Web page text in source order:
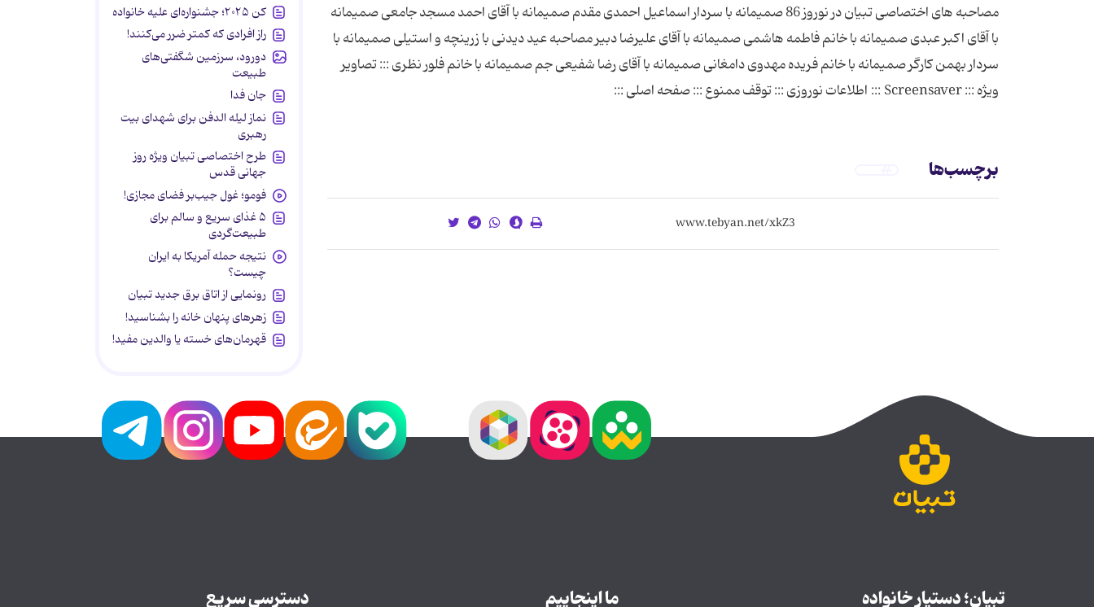
مصاحبه های اختصاصی تبیان در نوروز 86 صمیمانه با سردار اسماعیل احمدی مقدم صمیمانه با آقای احمد مسجد جامعی صمیمانه
با آقای اکبر عبدی صمیمانه با خانم فاطمه هاشمی صمیمانه با آقای علیرضا دبیر مصاحبه عید دیدنی با زرینچه و استیلی صمیمانه با
سردار بهمن کارگر صمیمانه با خانم فریده مهدوی دامغانی صمیمانه با آقای رضا شفیعی جم صمیمانه با خانم فلور نظری ::: تصاویر
ویژه ::: Screensaver ::: اطلاعات نوروزی ::: توقف ممنوع ::: صفحه اصلی :::
برچسب‌ها
کن ۲۰۲۵؛ جشنواره‌ای علیه خانواده
راز افرادی که کمتر ضرر می‌کنند!
دورود، سرزمین شگفتی‌های
طبیعت
جان فدا
نماز لیله الدفن برای شهدای بیت
رهبری
طرح اختصاصی تبیان ویژه روز
جهانی قدس
فومو؛ غول جیب‌بر فضای مجازی!
۵ غذای سریع و سالم برای
طبیعت‌گردی
نتیجه حمله آمریکا به ایران
چیست؟
رونمایی از اتاق برق جدید تبیان
زهرهای پنهان خانه را بشناسید!
قهرمان‌های خسته یا والدین مفید!
تبیان؛ دستیار خانواده ما اینجاییم دسترسی سریع